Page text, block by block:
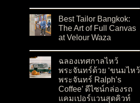
Best Tailor Bangkok:
The Art of Full Canvas
at Velour Waza
ฉลองเทศกาลไหว้
พระจันทร์ด้วย ‘ขนมไหว้
พระจันทร์ Ralph’s
Coffee’ ดีไซน์กล่องรถ
แคมเปอร์แวนสุดคิวท์